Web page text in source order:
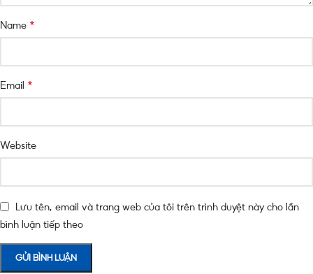
Name *
Email *
Website
Lưu tên, email và trang web của tôi trên trình duyệt này cho lần
bình luận tiếp theo